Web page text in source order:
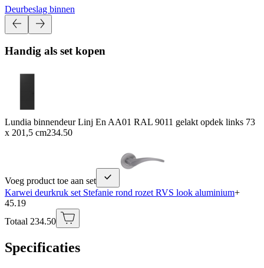
Deurbeslag binnen
Handig als set kopen
Lundia binnendeur Linj En AA01 RAL 9011 gelakt opdek links 73
x 201,5 cm234.50
Voeg product toe aan set
Karwei deurkruk set Stefanie rond rozet RVS look aluminium+
45.19
Totaal 234.50
Specificaties